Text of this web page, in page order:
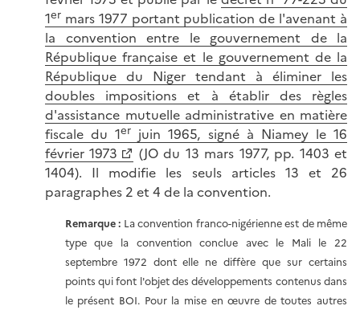
1er mars 1977 portant publication de l'avenant à
la convention entre le gouvernement de la
République française et le gouvernement de la
République du Niger tendant à éliminer les
doubles impositions et à établir des règles
d'assistance mutuelle administrative en matière
fiscale du 1er juin 1965, signé à Niamey le 16
février 1973
(JO du 13 mars 1977, pp. 1403 et
1404). Il modifie les seuls articles 13 et 26
paragraphes 2 et 4 de la convention.
Remarque : La convention franco-nigérienne est de même
type que la convention conclue avec le Mali le 22
septembre 1972 dont elle ne diffère que sur certains
points qui font l'objet des développements contenus dans
le présent BOI. Pour la mise en œuvre de toutes autres